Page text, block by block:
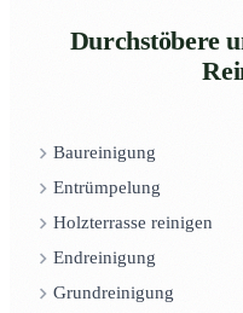
Durchstöbere
Baureinigung
Entrümpelung
Holzterrasse reinigen
Endreinigung
Grundreinigung